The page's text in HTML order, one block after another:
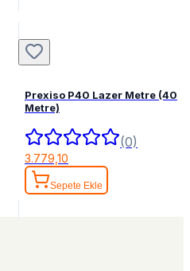
Prexiso P40 Lazer Metre (40
Metre)
(0)
3.779,10
Sepete Ekle